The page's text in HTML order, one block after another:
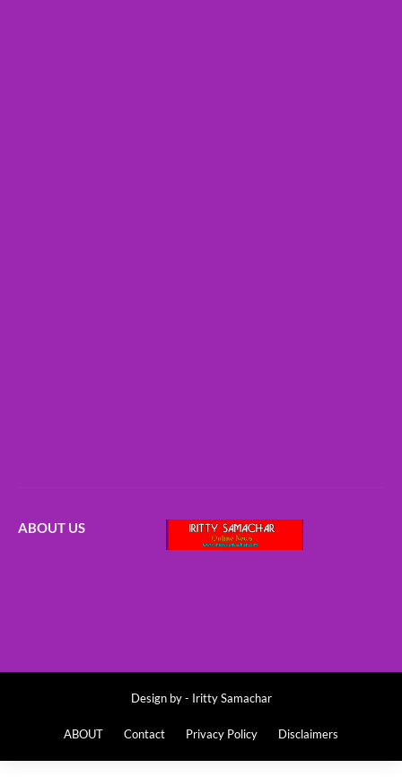
ABOUT US
Design by - Iritty Samachar
ABOUT Contact Privacy Policy Disclaimers